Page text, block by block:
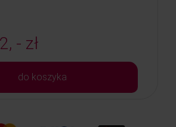
- zł
do koszyka